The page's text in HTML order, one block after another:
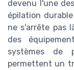
devenu l'une
épilation
ne s'arrête pas
des
systèmes de
permettent un